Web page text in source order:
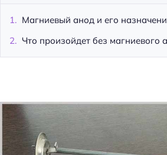
Магниевый анод и его
Что произойдет без магниевого